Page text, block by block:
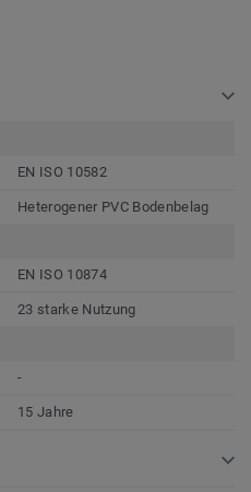
EN ISO 10582
Heterogener PVC Bodenbelag
EN ISO 10874
23 starke Nutzung
-
15 Jahre